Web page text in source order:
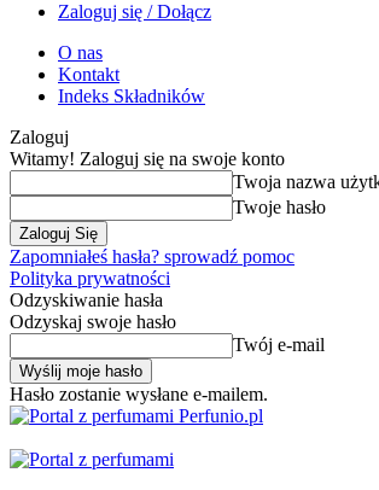
Zaloguj się / Dołącz
O nas
Kontakt
Indeks Składników
Zaloguj
Witamy! Zaloguj się na swoje konto
Twoja nazwa
Twoje hasło
Zapomniałeś hasła? sprowadź pomoc
Polityka prywatności
Odzyskiwanie hasła
Odzyskaj swoje hasło
Twój e-mail
Hasło zostanie wysłane e-mailem.
Perfunio.pl